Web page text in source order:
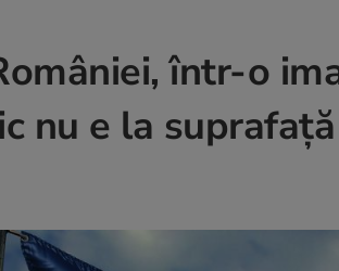
într-o
nu e la suprafață